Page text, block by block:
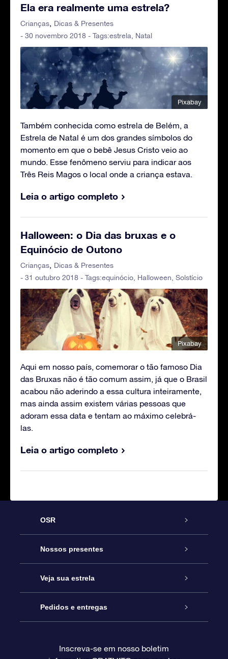
Ela era realmente uma estrela?
Crianças
Dicas & Presentes
- 30 novembro 2018 - Tags:estrela Natal
Pixabay
Também conhecida como estrela de Belém, a
Estrela de Natal é um dos grandes símbolos do
momento em que o bebê Jesus Cristo veio ao
mundo. Esse fenômeno serviu para indicar aos
Três Reis Magos o local onde a criança estava.
Leia o artigo completo
Halloween: o Dia das bruxas e o
Equinócio de Outono
Crianças
Dicas & Presentes
- 31 outubro 2018 - Tags:equinócio Halloween Solstício
Pixabay
Aqui em nosso país, comemorar o tão famoso Dia
das Bruxas não é tão comum assim, já que o Brasil
acabou não aderindo a essa cultura inteiramente,
mas ainda assim existem várias pessoas que
adoram essa data e tentam ao máximo celebrá-
las.
Leia o artigo completo
OSR
Serviço
Entre em contato conosco
Blog
Nossos presentes
Presente estrelar on-line
Pacote de presente da OSR
Veja sua estrela
Star Register
Pedidos e entregas
Inscreva-se em nosso boletim